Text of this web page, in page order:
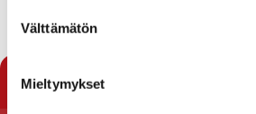
valinta
Välttämätön
Mieltymykset
Lataa pöytäkirja